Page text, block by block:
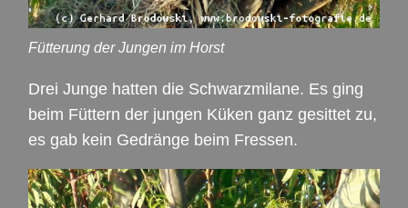
Fütterung der Jungen im Horst
Drei Junge hatten die Schwarzmilane. Es ging
beim Füttern der jungen Küken ganz gesittet zu,
es gab kein Gedränge beim Fressen.